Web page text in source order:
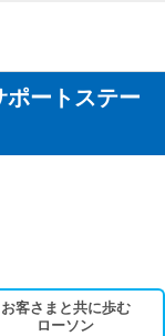
ポートステー
お客さまと共に歩む
ローソン